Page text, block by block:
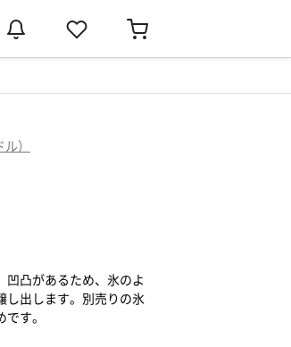
）
凸があるため、氷のよ
し出します。別売りの氷
す。